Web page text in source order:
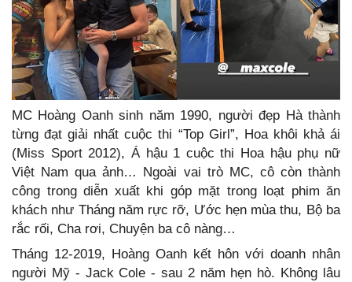
MC Hoàng Oanh sinh năm 1990, người đẹp Hà thành
từng đạt giải nhất cuộc thi “Top Girl”, Hoa khôi khả ái
(Miss Sport 2012), Á hậu 1 cuộc thi Hoa hậu phụ nữ
Việt Nam qua ảnh… Ngoài vai trò MC, cô còn thành
công trong diễn xuất khi góp mặt trong loạt phim ăn
khách như Tháng năm rực rỡ, Ước hẹn mùa thu, Bộ ba
rắc rối, Cha rơi, Chuyện ba cô nàng…
Tháng 12-2019, Hoàng Oanh kết hôn với doanh nhân
người Mỹ - Jack Cole - sau 2 năm hẹn hò. Không lâu